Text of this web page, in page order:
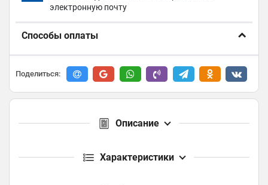
электронную почту
Способы оплаты
Поделиться:
Описание
Характеристики